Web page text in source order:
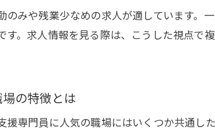
求人で選ぶべき正社員と派遣の
ケアマネ 人材 派遣を検討する
求人情報から知る働き方と生活
ケアマネ転職を成功させる賢い比較
みや残業少なめの求人が適しています。
。求人情報を見る際は、こうした視点で
の特徴とは
専門員に人気の職場にはいくつか共通し